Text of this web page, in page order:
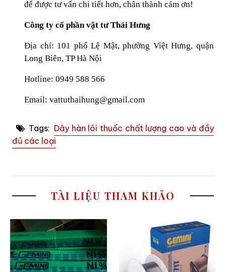
để được tư vấn chi tiết hơn, chân thành cám ơn!
Công ty cổ phần vật tư Thái Hưng
Địa chỉ: 101 phố Lệ Mật, phường Việt Hưng, quận
Long Biên, TP Hà Nội
Hotline: 0949 588 566
Email: vattuthaihung@gmail.com
Tags: Dây hàn lõi thuốc chất lượng cao và đầy
đủ các loại
TÀI LIỆU THAM KHẢO